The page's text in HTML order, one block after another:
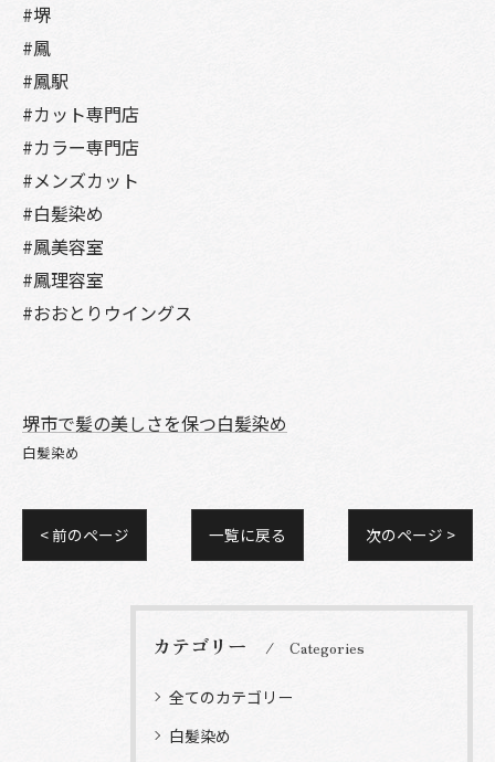
#堺
#鳳
#鳳駅
#カット専門店
#カラー専門店
#メンズカット
#白髪染め
#鳳美容室
#鳳理容室
#おおとりウイングス
堺市で髪の美しさを保つ白髪染め
白髪染め
< 前のページ 一覧に戻る 次のページ >
カテゴリー Categories
全てのカテゴリー
白髪染め